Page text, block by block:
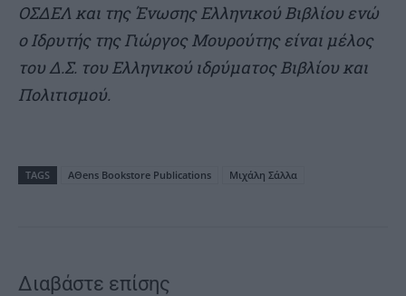
ΟΣΔΕΛ και της Ένωσης Ελληνικού Βιβλίου ενώ
ο Ιδρυτής της Γιώργος Μουρούτης είναι μέλος
του Δ.Σ. του Ελληνικού ιδρύματος Βιβλίου και
Πολιτισμού.
TAGS AΘens Bookstore Publications Μιχάλη Σάλλα
Διαβάστε επίσης